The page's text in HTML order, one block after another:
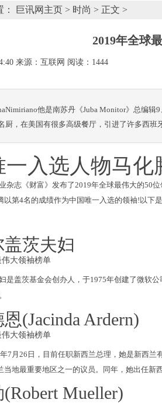
5》格斗...
： 巨讯网主页 > 时尚 > 正文 >
2019年全球
来源：互联网 阅读：1444
他是南苏丹《Juba Monitor》总编辑
厨，在美国有很多高级餐厅，引进了许多西班
一入选人物马化
杂志《财富》发布了2019年全球最伟大的50
以第4名的成绩作为中国唯一入选的领袖!以下
盖茨夫妇
是盖茨基金会创办人，于1975年创建了微软
(Jacinda Ardern)
7月26日，目前任职新西兰总理，她是新西
当地最重要地区之一的议员。同年，她出任新
Mueller)